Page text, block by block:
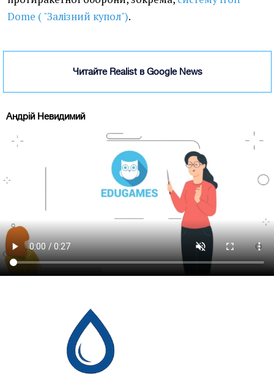
Dome ( "Залізний купол").
Читайте Realist в Google News
Андрій Невидимий